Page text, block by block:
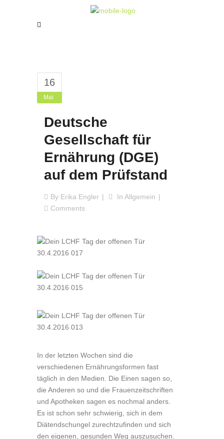
16
Mai
Deutsche
Gesellschaft für
Ernährung (DGE)
auf dem Prüfstand
By Erika Engler In Allgemein
Comments
In der letzten Wochen sind die
verschiedenen Ernährungsformen fast
täglich in den Medien. Die Einen sagen so,
die Anderen so und die Frauenzeitschriften
und Apotheken sagen es nochmal anders.
Es ist schon sehr schwierig, sich in dem
Diätendschungel zurechtzufinden und sich
den eigenen, gesunden Weg auszusuchen.